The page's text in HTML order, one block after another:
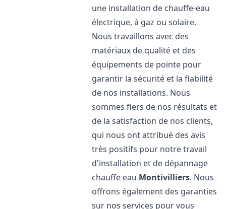
une installation de chauffe-eau
électrique, à gaz ou solaire.
Nous travaillons avec des
matériaux de qualité et des
équipements de pointe pour
garantir la sécurité et la fiabilité
de nos installations. Nous
sommes fiers de nos résultats et
de la satisfaction de nos clients,
qui nous ont attribué des avis
très positifs pour notre travail
d'installation et de dépannage
chauffe eau Montivilliers. Nous
offrons également des garanties
sur nos services pour vous